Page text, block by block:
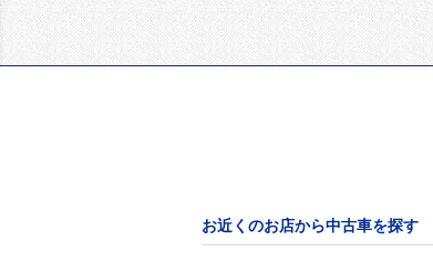
お近くのお店から中古車を探す